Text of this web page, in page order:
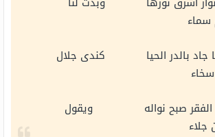
سماء
جاد بالدر الحيا كندى جلال
الفقر صبح نواله ويقول
جلاء